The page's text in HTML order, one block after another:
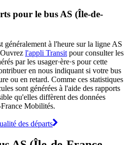
pour le bus AS (Île-de-
généralement à l'heure sur la ligne AS
l'appli Transit pour consulter les
par les usager·ère·s pour cette
en nous indiquant si votre bus
ou en retard. Comme ces statistiques
sont générées à l'aide des rapports
qu'elles diffèrent des données
Mobilités.
des départs